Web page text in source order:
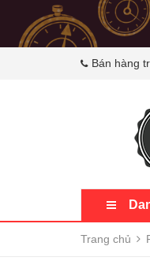
Bán hàng
Trang chủ